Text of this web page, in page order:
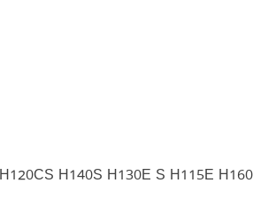
H140S H130E S H115E